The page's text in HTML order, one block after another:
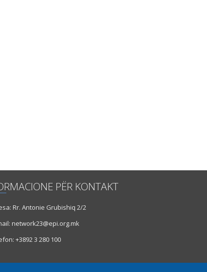
PËR KONTAKT
Rr. Antonie Grubishiq 2/2
network23@epi.org.mk
+3892 3 280 100